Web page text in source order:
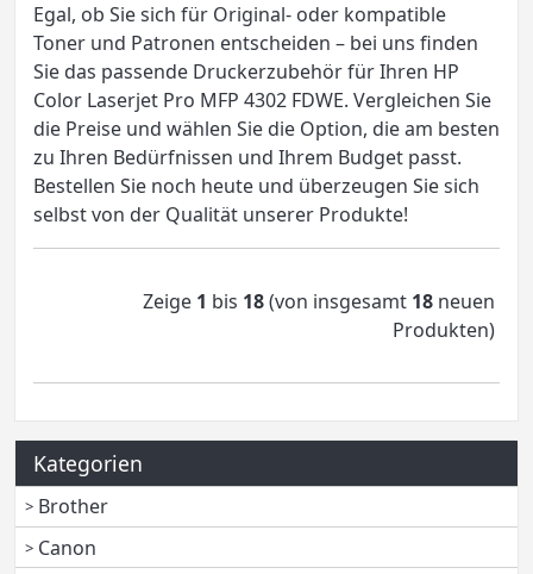
Egal, ob Sie sich für Original- oder kompatible
Toner und Patronen entscheiden – bei uns finden
Sie das passende Druckerzubehör für Ihren HP
Color Laserjet Pro MFP 4302 FDWE. Vergleichen Sie
die Preise und wählen Sie die Option, die am besten
zu Ihren Bedürfnissen und Ihrem Budget passt.
Bestellen Sie noch heute und überzeugen Sie sich
selbst von der Qualität unserer Produkte!
Zeige 1 bis 18(von insgesamt 18 neuen
Produkten)
Kategorien
Brother
Canon